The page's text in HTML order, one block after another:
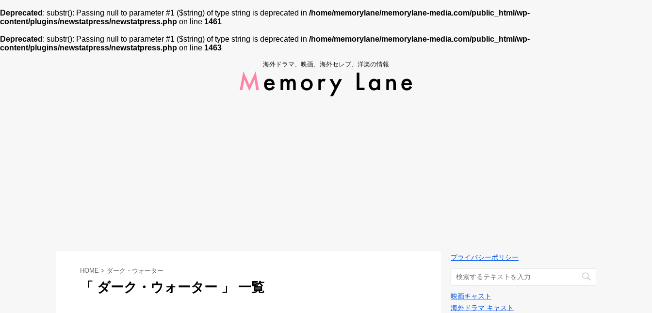
Deprecated : substr(): Passing null to parameter #1 ($string) of type string is deprecated in /home/memorylane/memorylane-media.com/public_html/wp-
content/plugins/newstatpress/newstatpress.php on line 1461
Deprecated : substr(): Passing null to parameter #1 ($string) of type string is deprecated in /home/memorylane/memorylane-media.com/public_html/wp-
content/plugins/newstatpress/newstatpress.php on line 1463
海外ドラマ、映画、海外セレブ、洋楽の情報
HOME > ダーク・ウォーター
「 ダーク・ウォーター 」 一覧
プライバシーポリシー
映画キャスト
海外ドラマ キャスト